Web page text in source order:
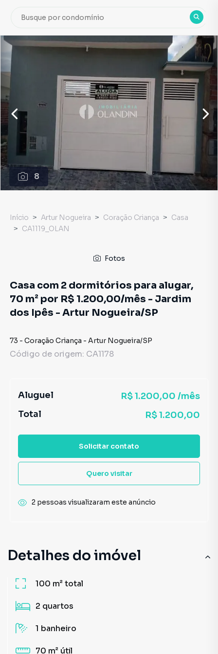
8
Detalhes do imóvel
100 m²total
2 quartos
1 banheiro
70 m² útil
Início Artur Nogueira Coração Criança
Casa
CA1119_OLAN
Fotos
Casa com 2 dormitórios para alugar,
70 m² por R$ 1.200,00/mês - Jardim
dos Ipês - Artur Nogueira/SP
73 - Coração Criança - Artur Nogueira/SP
Código de origem: CA1178
Aluguel
R$ 1.200,00 /mês
Total
R$ 1.200,00
Solicitar contato
Quero visitar
2 pessoas visualizaram este anúncio